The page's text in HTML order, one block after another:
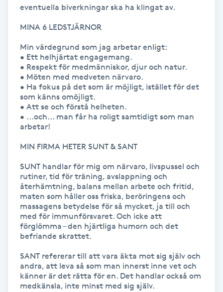
Katun fransar
Kemisk peeling
Keratinbehandling
Kinesisk medicin
Kiropraktik
Klangmassage
Klippning & Slingor
eventuella biverkningar ska ha klingat av.
MINA 6 LEDSTJÄRNOR
Min värdegrund som jag arbetar enligt:
• Ett helhjärtat engagemang.
• Respekt för medmänniskor, djur och natur.
• Möten med medveten närvaro.
• Ha fokus på det som är möjligt, istället för det
som känns omöjligt.
• Att se och förstå helheten.
• ...och... man får ha roligt samtidigt som man
arbetar!
MIN FIRMA HETER SUNT & SANT
SUNT handlar för mig om närvaro, livspussel och
rutiner, tid för träning, avslappning och
återhämtning, balans mellan arbete och fritid,
maten som håller oss friska, beröringens och
massagens betydelse för så mycket, ja till och
med för immunförsvaret. Och icke att
förglömma – den hjärtliga humorn och det
befriande skrattet.
SANT refererar till att vara äkta mot sig själv och
andra, att leva så som man innerst inne vet och
känner är det rätta för en. Det handlar också om
medkänsla, inte minst med sig själv.